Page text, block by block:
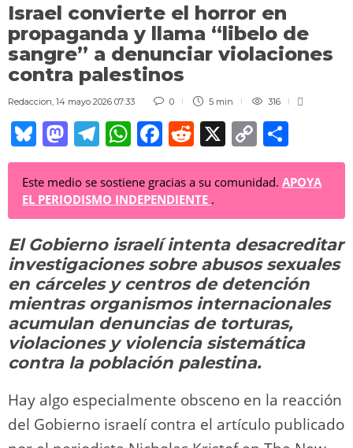
Israel convierte el horror en
propaganda y llama “libelo de
sangre” a denunciar violaciones
contra palestinos
Redaccion 14 mayo 2026 07:33 0 5 min 316
Bl
u
e
sk
y
M
a
st
o
d
o
n
T
el
e
gr
a
m
W
h
at
s
A
p
p
F
a
c
e
b
o
o
k
R
e
d
di
t
X C
o
p
Li
n
k
o
m
ar
tir
Este medio se sostiene gracias a su comunidad. APOYA
EL PERIODISMO INDEPENDIENTE .
El Gobierno israelí intenta desacreditar
investigaciones sobre abusos sexuales
en cárceles y centros de detención
mientras organismos internacionales
acumulan denuncias de torturas,
violaciones y violencia sistemática
contra la población palestina.
Hay algo especialmente obsceno en la reacción
del Gobierno israelí contra el artículo publicado